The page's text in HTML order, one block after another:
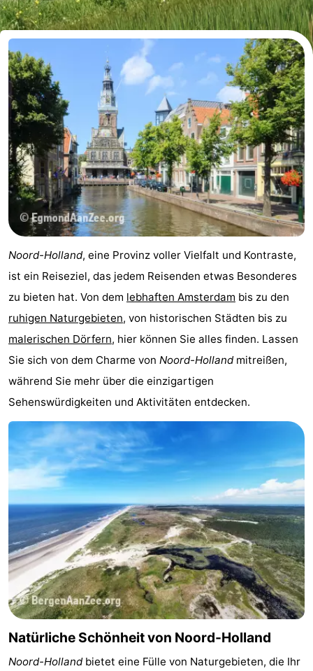
Koog
Oudeschild
-
De
Waal
-
Oosterend
Natur
Schönste
Aussichtspunkte
Übernachten
Appartements
Bosch
en
Zee
De
Vlijt
-
Hoeve
Holland
-
Land
en
Zeezicht
Strandhuys
-
Strandplevier
Campingplätze
Ferienhäuser
't
Eibernest
-
't
Hoogelandt
-
Beach
Park
Texel
-
Buytenveldt
-
De
Krim
-
EuroParcs
-
Noord-Holland, eine Provinz voller Vielfalt und Kontraste,
ist ein Reiseziel, das jedem Reisenden etwas Besonderes
zu bieten hat. Von dem lebhaften Amsterdam bis zu den
ruhigen Naturgebieten, von historischen Städten bis zu
malerischen Dörfern, hier können Sie alles finden. Lassen
Sie sich von dem Charme von Noord-Hollandmitreißen,
während Sie mehr über die einzigartigen
Sehenswürdigkeiten und Aktivitäten entdecken.
Natürliche Schönheit von Noord-Holland
Noord-Hollandbietet eine Fülle von Naturgebieten, die Ihr